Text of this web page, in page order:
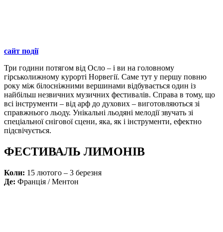
сайт події
Три години потягом від Осло – і ви на головному
гірськолижному курорті Норвегії. Саме тут у першу повню
року між білосніжними вершинами відбувається один із
найбільш незвичних музичних фестивалів. Справа в тому, що
всі інструменти – від арф до духових – виготовляються зі
справжнього льоду. Унікальні льодяні мелодії звучать зі
спеціальної снігової сцени, яка, як і інструменти, ефектно
підсвічується.
ФЕСТИВАЛЬ ЛИМОНІВ
Коли: 15 лютого – 3 березня
Де: Франція / Ментон